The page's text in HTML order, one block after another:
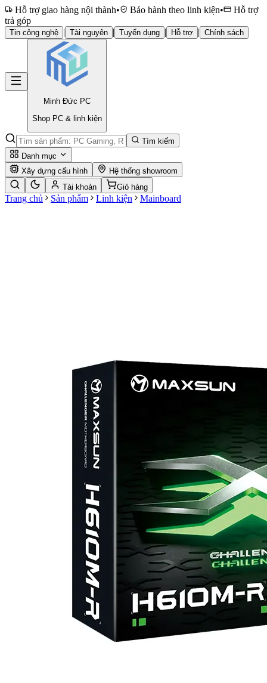
Hỗ trợ giao hàng nội thành• Bảo hành theo linh kiện•
Hỗ trợ
trả góp
Tin công nghệ | Tài nguyên | Tuyển dụng | Hỗ trợ | Chính sách
Minh Đức PC
Shop PC & linh kiện
Tìm kiếm
Danh mục
Xây dựng cấu hình
Hệ thống showroom
Tài khoản
Giỏ hàng
Trang chủ Sản phẩm Linh kiện Mainboard